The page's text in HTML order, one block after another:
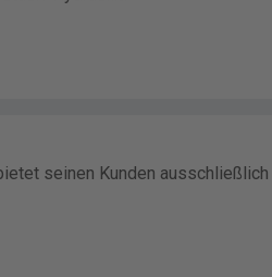
seinen Kunden ausschließlich